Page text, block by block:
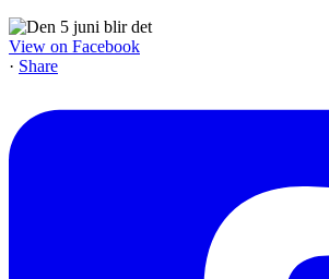
View on Facebook
· Share